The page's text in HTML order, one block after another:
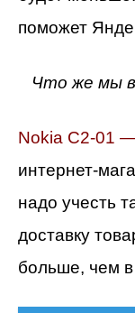
поможет
Что же мы
Nokia C2-01
интернет-
надо учесть
доставку
больше, чем